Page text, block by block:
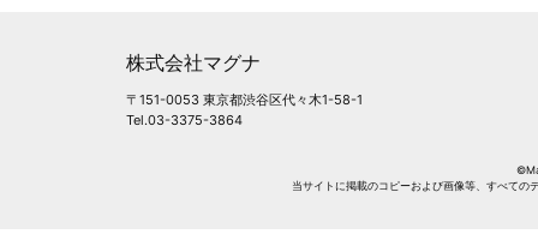
株式会社マグナ
〒151-0053 東京都渋谷区代々木1-58-1
Tel.03-3375-3864
当サイトに掲載のコピーおよび画像等、すべての